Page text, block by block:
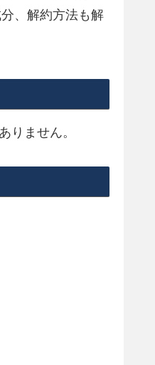
、解約方法も解
りません。